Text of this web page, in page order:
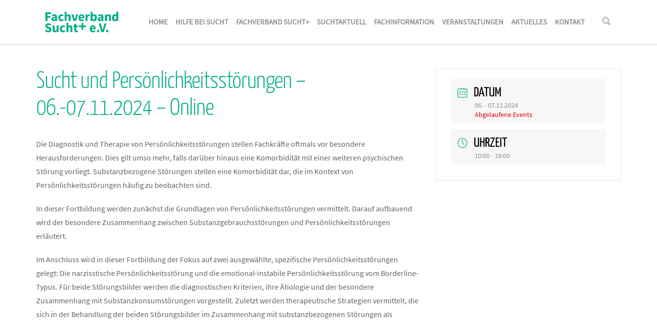
HOME HILFE BEI SUCHT FACHVERBAND SUCHT+ SUCHTAKTUELL FACHINFORMATION VERANSTALTUNGEN AKTUELLES KONTAKT
Sucht und Persönlichkeitsstörungen –
06.-07.11.2024 – Online
Die Diagnostik und Therapie von Persönlichkeitsstörungen stellen Fachkräfte oftmals vor besondere
Herausforderungen. Dies gilt umso mehr, falls darüber hinaus eine Komorbidität mit einer weiteren psychischen
Störung vorliegt. Substanzbezogene Störungen stellen eine Komorbidität dar, die im Kontext von
Persönlichkeitsstörungen häufig zu beobachten sind.
In dieser Fortbildung werden zunächst die Grundlagen von Persönlichkeitsstörungen vermittelt. Darauf aufbauend
wird der besondere Zusammenhang zwischen Substanzgebrauchsstörungen und Persönlichkeitsstörungen
erläutert.
Im Anschluss wird in dieser Fortbildung der Fokus auf zwei ausgewählte, spezifische Persönlichkeitsstörungen
gelegt: Die narzisstische Persönlichkeitsstörung und die emotional-instabile Persönlichkeitsstörung vom Borderline-
Typus. Für beide Störungsbilder werden die diagnostischen Kriterien, ihre Ätiologie und der besondere
Zusammenhang mit Substanzkonsumstörungen vorgestellt. Zuletzt werden therapeutische Strategien vermittelt, die
sich in der Behandlung der beiden Störungsbilder im Zusammenhang mit substanzbezogenen Störungen als
DATUM
06. - 07.11.2024
Abgelaufene Events
UHRZEIT
10:00 - 16:00